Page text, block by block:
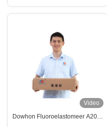
Video
Dowhon Fluoroelastomeer A201c